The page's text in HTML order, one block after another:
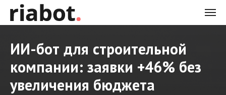
ИИ-бот для строительной
компании: заявки +46% без
увеличения бюджета